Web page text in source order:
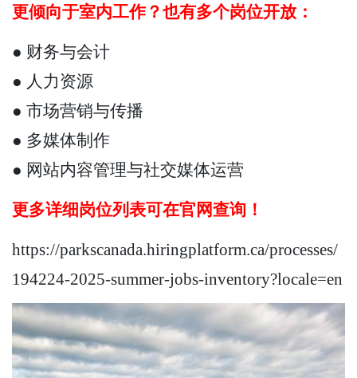
更倾向于室内工作？也有多个岗位开放：
● 财务与会计
● 人力资源
● 市场营销与传播
● 多媒体制作
● 网站内容管理与社交媒体运营
更多详细岗位列表可在官网查询！
https://parkscanada.hiringplatform.ca/processes/
194224-2025-summer-jobs-inventory?locale=en